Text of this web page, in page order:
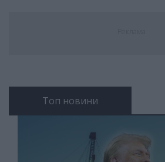
Топ новини